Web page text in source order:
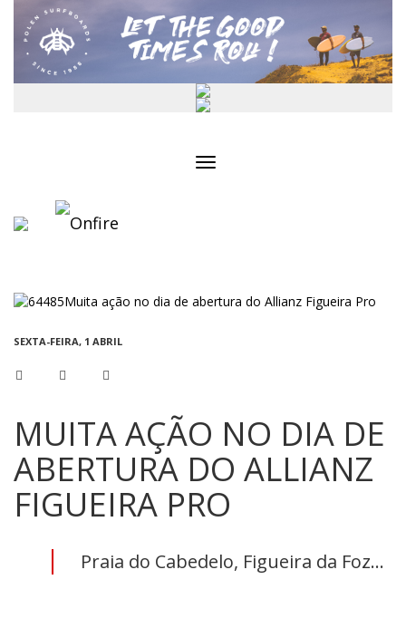
SEXTA-FEIRA, 1 ABRIL
MUITA AÇÃO NO DIA DE
ABERTURA DO ALLIANZ
FIGUEIRA PRO
Praia do Cabedelo, Figueira da Foz...